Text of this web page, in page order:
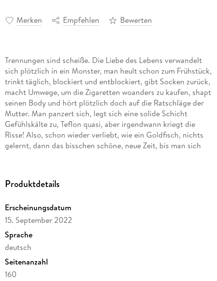
Merken Empfehlen Bewerten
Trennungen sind scheiße. Die Liebe des Lebens verwandelt
sich plötzlich in ein Monster, man heult schon zum Frühstück,
trinkt täglich, blockiert und entblockiert, gibt Socken zurück,
macht Umwege, um die Zigaretten woanders zu kaufen, shapt
seinen Body und hört plötzlich doch auf die Ratschläge der
Mutter. Man panzert sich, legt sich eine solide Schicht
Gefühlskälte zu, Teflon quasi, aber irgendwann kriegt die
Risse! Also, schon wieder verliebt, wie ein Goldfisch, nichts
gelernt, dann das bisschen schöne, neue Zeit, bis man sich
und dann, schon wieder, gleiches Problem. Tragisch, lustig,
herzzerreißend - dieser Roman schleift einen mit Tempo
Nähe-Distanz-Probleme, kosmische Orgasmen und
Vernichtungsphantasien, kurz: eine ganz normale Trennung.
Produktdetails
Erscheinungsdatum
15. September 2022
Sprache
deutsch
Seitenanzahl
160